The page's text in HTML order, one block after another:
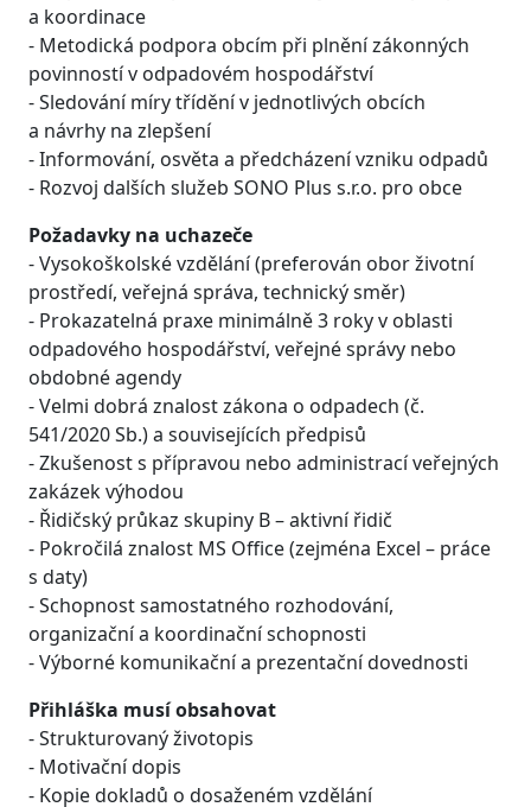
a koordinace
- Metodická podpora obcím při plnění zákonných
povinností v odpadovém hospodářství
- Sledování míry třídění v jednotlivých obcích
a návrhy na zlepšení
- Informování, osvěta a předcházení vzniku odpadů
- Rozvoj dalších služeb SONO Plus s.r.o. pro obce
Požadavky na uchazeče
- Vysokoškolské vzdělání (preferován obor životní
prostředí, veřejná správa, technický směr)
- Prokazatelná praxe minimálně 3 roky v oblasti
odpadového hospodářství, veřejné správy nebo
obdobné agendy
- Velmi dobrá znalost zákona o odpadech (č.
541/2020 Sb.) a souvisejících předpisů
- Zkušenost s přípravou nebo administrací veřejných
zakázek výhodou
- Řidičský průkaz skupiny B – aktivní řidič
- Pokročilá znalost MS Office (zejména Excel – práce
s daty)
- Schopnost samostatného rozhodování,
organizační a koordinační schopnosti
- Výborné komunikační a prezentační dovednosti
Přihláška musí obsahovat
- Strukturovaný životopis
- Motivační dopis
- Kopie dokladů o dosaženém vzdělání